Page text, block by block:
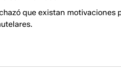
que existan motivaciones